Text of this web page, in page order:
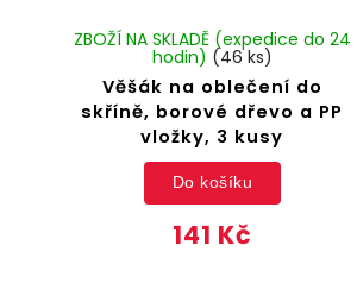
Věšák na oblečení do
skříně, borové dřevo a PP
vložky, 3 kusy
ZBOŽÍ NA SKLADĚ (expedice do 24
hodin) (46 ks)
141 Kč
Do košíku